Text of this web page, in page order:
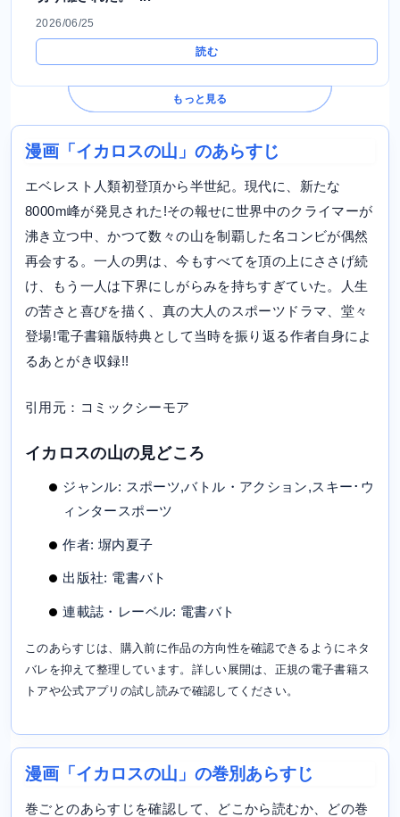
2026/06/25
読む
もっと見る
漫画「イカロスの山」のあらすじ
エベレスト人類初登頂から半世紀。現代に、新たな
8000m峰が発見された!その報せに世界中のクライマーが
沸き立つ中、かつて数々の山を制覇した名コンビが偶然
再会する。一人の男は、今もすべてを頂の上にささげ続
け、もう一人は下界にしがらみを持ちすぎていた。人生
の苦さと喜びを描く、真の大人のスポーツドラマ、堂々
登場!電子書籍版特典として当時を振り返る作者自身によ
るあとがき収録!!
引用元：コミックシーモア
イカロスの山の見どころ
ジャンル: スポーツ,バトル・アクション,スキー･ウ
ィンタースポーツ
作者: 塀内夏子
出版社: 電書バト
連載誌・レーベル: 電書バト
このあらすじは、購入前に作品の方向性を確認できるようにネタ
バレを抑えて整理しています。詳しい展開は、正規の電子書籍ス
トアや公式アプリの試し読みで確認してください。
漫画「イカロスの山」の巻別あらすじ
巻ごとのあらすじを確認して、どこから読むか、どの巻